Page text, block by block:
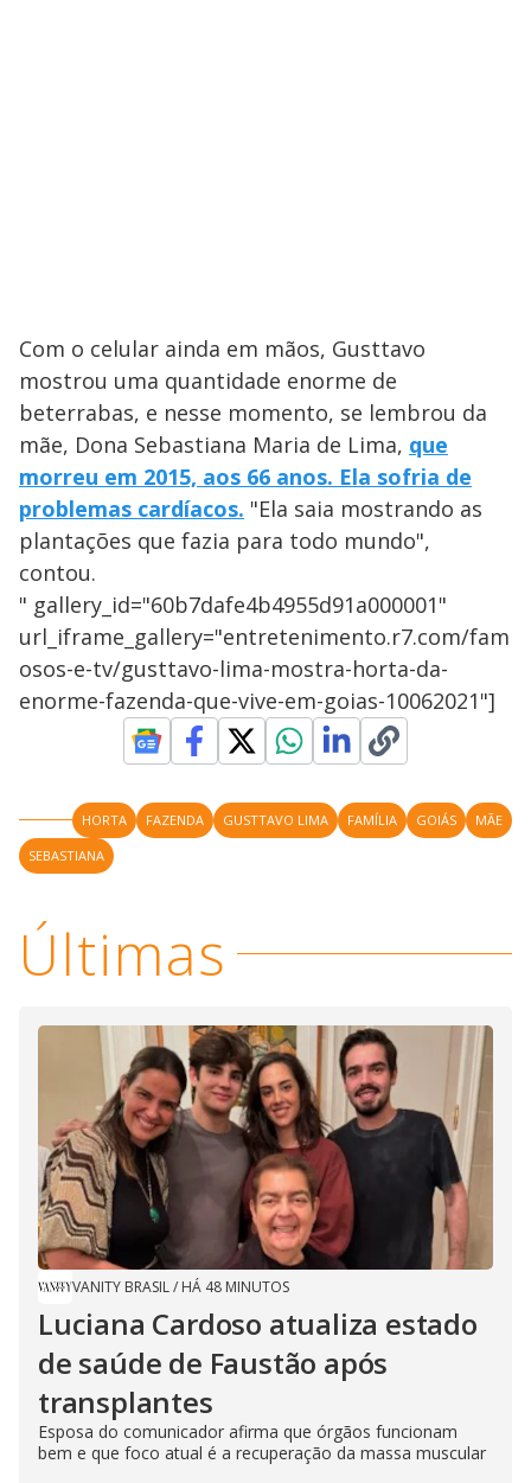
Com o celular ainda em mãos, Gusttavo
mostrou uma quantidade enorme de
beterrabas, e nesse momento, se lembrou da
mãe, Dona Sebastiana Maria de Lima, que
morreu em 2015, aos 66 anos. Ela sofria de
problemas cardíacos. "Ela saia mostrando as
plantações que fazia para todo mundo",
contou.
" gallery_id="60b7dafe4b4955d91a000001"
url_iframe_gallery="entretenimento.r7.com/fam
osos-e-tv/gusttavo-lima-mostra-horta-da-
enorme-fazenda-que-vive-em-goias-10062021"]
HORTA FAZENDA GUSTTAVO LIMA FAMÍLIA GOIÁS
MÃE
SEBASTIANA
Últimas
VANITY BRASIL/ HÁ 48 MINUTOS
Luciana Cardoso atualiza estado
de saúde de Faustão após
transplantes
Esposa do comunicador afirma que órgãos funcionam
bem e que foco atual é a recuperação da massa muscular